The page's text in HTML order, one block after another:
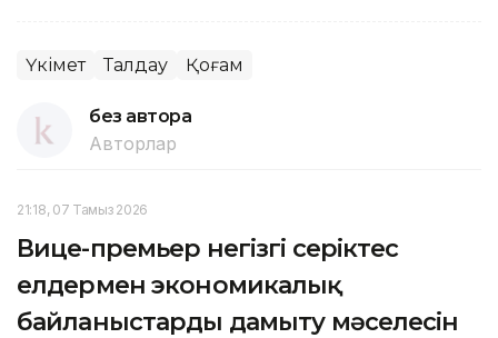
Үкімет Талдау Қоғам
без автора
Авторлар
21:18, 07 Тамыз 2026
Вице-премьер негізгі серіктес
елдермен экономикалық
байланыстарды дамыту мәселесін